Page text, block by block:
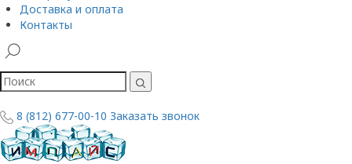
Доставка и оплата
Контакты
8 (812) 677-00-10 Заказать звонок